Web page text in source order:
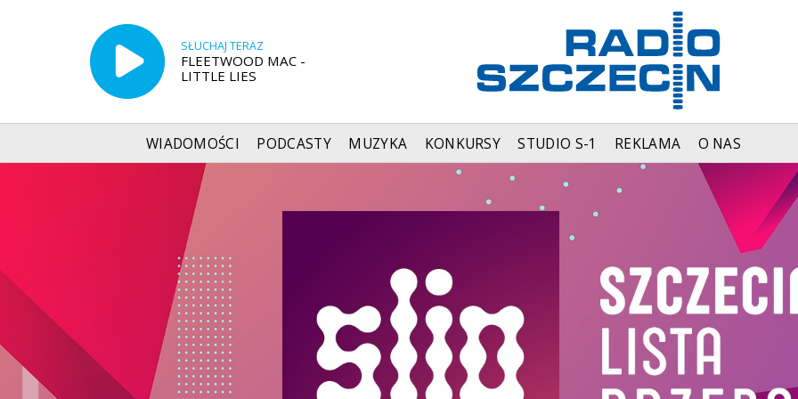
SŁUCHAJ TERAZ
FLEETWOOD MAC -
LITTLE LIES
WIADOMOŚCI PODCASTY MUZYKA KONKURSY STUDIO S-1 REKLAMA O NAS